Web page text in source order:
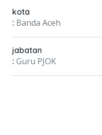
kota
: Banda Aceh
jabatan
:Guru PJOK